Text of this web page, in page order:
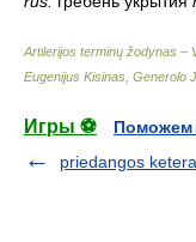
Artilerijos terminų žodynas –
Eugenijus Kisinas, Generolo
Игры ⚽
Поможем
priedangos ketera